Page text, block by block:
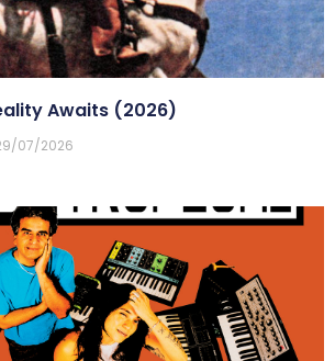
Awaits (2026)
07/2026